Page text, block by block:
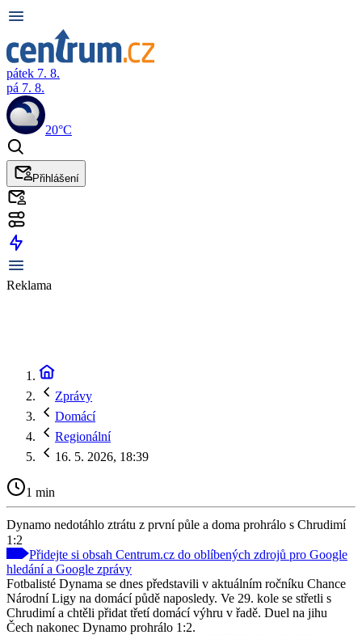
pátek 7. 8.
pá 7. 8.
20°C
Přihlášení
Reklama
Zprávy
Domácí
Regionální
16. 5. 2026, 18:39
1 min
Dynamo nedotáhlo ztrátu z první půle a doma prohrálo s Chrudimí
1:2
Přidejte si obsah Centrum.cz do oblíbených zdrojů pro Google
hledání a Google zprávy
Fotbalisté Dynama se dnes představili v aktuálním ročníku Chance
Národní Ligy na domácí půdě naposledy. Ve 29. kole se střetli s
Chrudimí a chtěli přidat třetí domácí výhru v řadě. Duel na jihu
Čech nakonec Dynamo prohrálo 1:2.